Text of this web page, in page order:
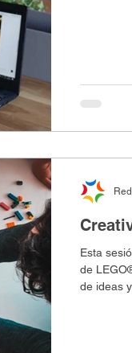
Esta
de
de ideas y